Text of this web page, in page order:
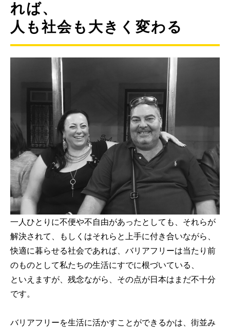
れば、
人も社会も大きく変わる
一人ひとりに不便や不自由があったとしても、それらが
解決されて、もしくはそれらと上手に付き合いながら、
快適に暮らせる社会であれば、バリアフリーは当たり前
のものとして私たちの生活にすでに根づいている、
といえますが、残念ながら、その点が日本はまだ不十分
です。
バリアフリーを生活に活かすことができるかは、街並み